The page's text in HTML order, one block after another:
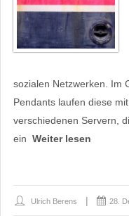
sozialen Netzwerken. Im
Pendants laufen diese
verschiedenen Servern,
ein Weiter lesen
Ulrich Berens 28.